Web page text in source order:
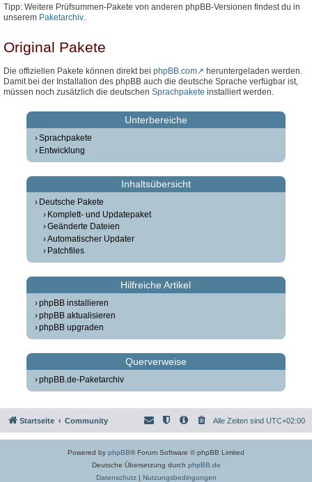
Tipp: Weitere Prüfsummen-Pakete von anderen phpBB-Versionen findest du in
unserem Paketarchiv.
Original Pakete
Die offiziellen Pakete können direkt bei phpBB.com
heruntergeladen werden.
Damit bei der Installation des phpBB auch die deutsche Sprache verfügbar ist,
müssen noch zusätzlich die deutschen Sprachpakete installiert werden.
Unterbereiche
Sprachpakete
Entwicklung
Inhaltsübersicht
Deutsche Pakete
Komplett- und Updatepaket
Geänderte Dateien
Automatischer Updater
Patchfiles
Hilfreiche Artikel
phpBB installieren
phpBB aktualisieren
phpBB upgraden
Querverweise
phpBB.de-Paketarchiv
Startseite Community Alle Zeiten sind UTC+02:00
Powered by phpBB® Forum Software © phpBB Limited
Deutsche Übersetzung durch phpBB.de
Datenschutz| Nutzungsbedingungen